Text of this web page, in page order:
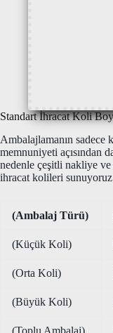
Standart İhracat Koli
Ambalajlamanın
memnuniyeti açısından
nedenle çeşitli nakliye
ihracat kolileri
(Ambalaj Türü)
(Küçük Koli)
(Orta Koli)
(Büyük Koli)